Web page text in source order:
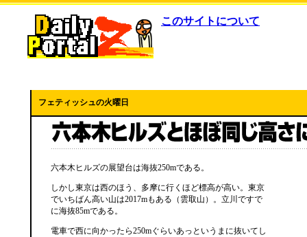
このサイトについて
フェティッシュの火曜日
六本木ヒルズの展望台は海抜250mである。
しかし東京は西のほう、多摩に行くほど標高が高い。東京
でいちばん高い山は2017mもある（雲取山）。立川ですで
に海抜85mである。
電車で西に向かったら250mぐらいあっというまに抜いてし